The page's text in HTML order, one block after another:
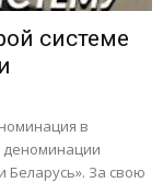
системе
в
деноминации
За свою